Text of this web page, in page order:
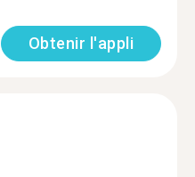
Obtenir l'appli